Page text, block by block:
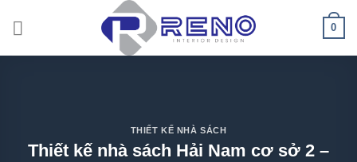
0
THIẾT KẾ NHÀ SÁCH
Thiết kế nhà sách Hải Nam cơ sở 2 –